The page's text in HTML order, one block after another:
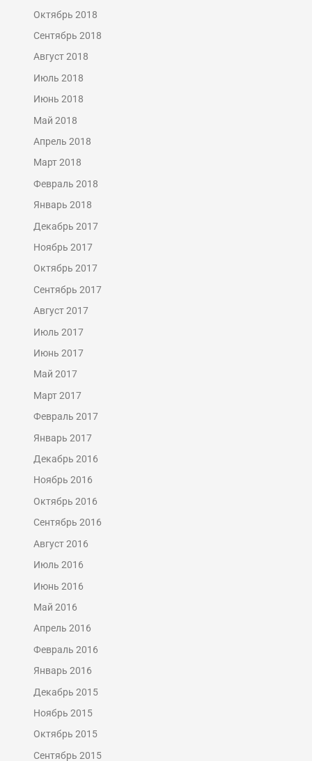
Октябрь 2018
Сентябрь 2018
Август 2018
Июль 2018
Июнь 2018
Май 2018
Апрель 2018
Март 2018
Февраль 2018
Январь 2018
Декабрь 2017
Ноябрь 2017
Октябрь 2017
Сентябрь 2017
Август 2017
Июль 2017
Июнь 2017
Май 2017
Март 2017
Февраль 2017
Январь 2017
Декабрь 2016
Ноябрь 2016
Октябрь 2016
Сентябрь 2016
Август 2016
Июль 2016
Июнь 2016
Май 2016
Апрель 2016
Февраль 2016
Январь 2016
Декабрь 2015
Ноябрь 2015
Октябрь 2015
Сентябрь 2015